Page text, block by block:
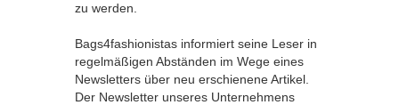
zu werden.
Bags4fashionistas informiert seine Leser in
regelmäßigen Abständen im Wege eines
Newsletters über neu erschienene Artikel.
Der Newsletter unseres Unternehmens